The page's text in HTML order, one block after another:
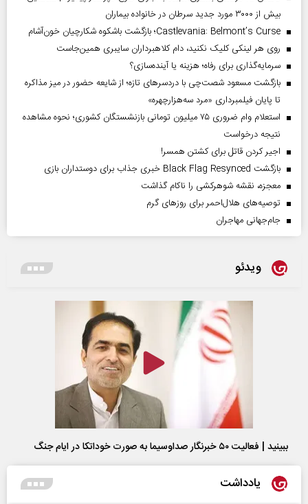
بیش از ۳۰۰۰ مورد جدید سرطان در خانواده بیماران
Castlevania: Belmont’s Curse؛ بازگشت باشکوه شکارچیان خون‌آشام
روی هر لینکی کلیک نکنید، دام کلاهبرداران سایبری همین‌جاست
سرمایه‌گذاری برای رفاه؛ هزینه یا آینده‌سازی؟
بازگشت مسعود شصت‌چی با دردسر‌های تازه؛ از شایعه حضور در میز مذاکره
تا پایان فیلمبرداری «مرد سه‌هزارچهره»
استعلام وام ضروری ۷۵ میلیون تومانی بازنشستگان کشوری؛ نحوه مشاهده
نتیجه درخواست
اجیر کردن قاتل برای کشتن همسر!
بازگشت Black Flag Resynced خبری جذاب برای دوستداران بازی
معجزه، نقشه شوهرکشی را ناکام گذاشت
توصیه‌های هلال‌احمر برای روز‌های گرم
جام‌جهانی مهاجران
ویدئو
ببینید | فعالیت ۵۰ خبرنگار صداوسیما به صورت خوداتکا در ایام جنگ
یادداشت